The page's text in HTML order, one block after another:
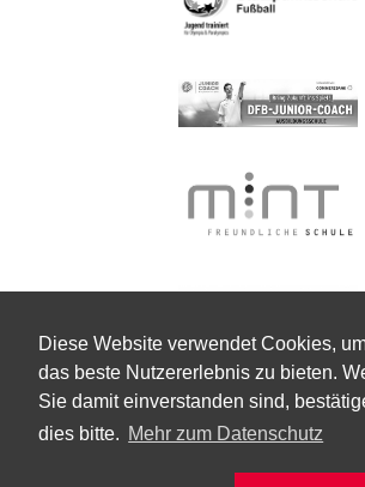
Diese Website verwendet Cookies,
das beste Nutzererlebnis zu bieten.
Sie damit einverstanden sind,
dies bitte. Mehr zum Datenschutz